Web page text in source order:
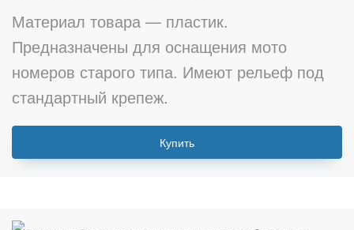
Материал товара — пластик.
Предназначены для оснащения мото
номеров старого типа. Имеют рельеф под
стандартный крепеж.
Купить